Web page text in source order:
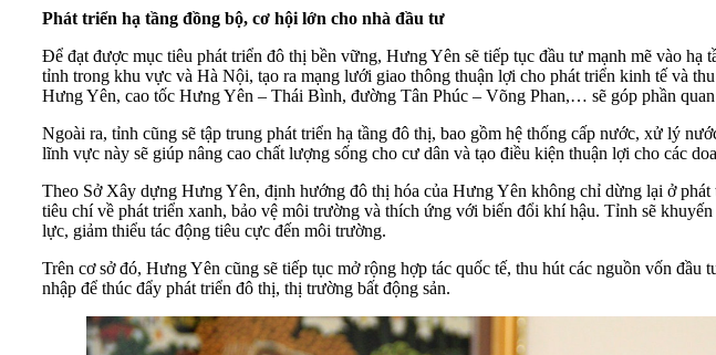
Phát triển hạ tầng đồng bộ, cơ hội lớn cho nhà đầu tư
Để đạt được mục tiêu phát triển đô thị bền vững, Hưng Yên sẽ tiếp tục đầu tư mạnh mẽ vào
tỉnh trong khu vực và Hà Nội, tạo ra mạng lưới giao thông thuận lợi cho phát triển kinh tế và
Hưng Yên, cao tốc Hưng Yên – Thái Bình, đường Tân Phúc – Võng Phan,… sẽ góp phần
Ngoài ra, tỉnh cũng sẽ tập trung phát triển hạ tầng đô thị, bao gồm hệ thống cấp nước, xử lý
lĩnh vực này sẽ giúp nâng cao chất lượng sống cho cư dân và tạo điều kiện thuận lợi cho các
Theo Sở Xây dựng Hưng Yên, định hướng đô thị hóa của Hưng Yên không chỉ dừng lại ở
tiêu chí về phát triển xanh, bảo vệ môi trường và thích ứng với biến đổi khí hậu. Tỉnh sẽ
lực, giảm thiểu tác động tiêu cực đến môi trường.
Trên cơ sở đó, Hưng Yên cũng sẽ tiếp tục mở rộng hợp tác quốc tế, thu hút các nguồn vốn
nhập để thúc đẩy phát triển đô thị, thị trường bất động sản.